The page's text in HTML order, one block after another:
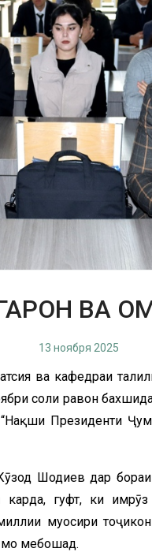
ВА
13 ноября 2025
ва кафедраи
соли равон
Президенти
Шодиев дар бораи
гуфт, ки имрӯз
муосири
мо мебошад.